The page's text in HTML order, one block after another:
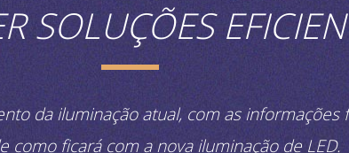
SOLUÇÕES
da iluminação atual, com as
como ficará com a nova iluminação de LED.